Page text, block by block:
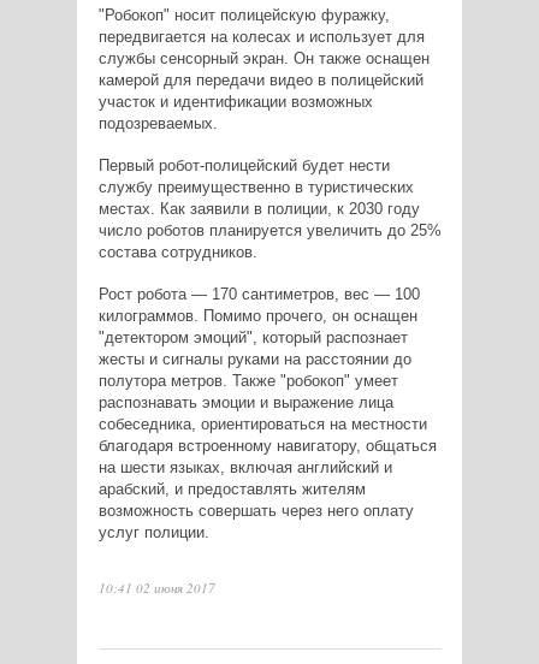
"Робокоп" носит полицейскую фуражку,
передвигается на колесах и использует для
службы сенсорный экран. Он также оснащен
камерой для передачи видео в полицейский
участок и идентификации возможных
подозреваемых.
Первый робот-полицейский будет нести
службу преимущественно в туристических
местах. Как заявили в полиции, к 2030 году
число роботов планируется увеличить до 25%
состава сотрудников.
​Рост робота — 170 сантиметров, вес — 100
килограммов. Помимо прочего, он оснащен
"детектором эмоций", который распознает
жесты и сигналы руками на расстоянии до
полутора метров. Также "робокоп" умеет
распознавать эмоции и выражение лица
собеседника, ориентироваться на местности
благодаря встроенному навигатору, общаться
на шести языках, включая английский и
арабский, и предоставлять жителям
возможность совершать через него оплату
услуг полиции.
10:41 02 июня 2017